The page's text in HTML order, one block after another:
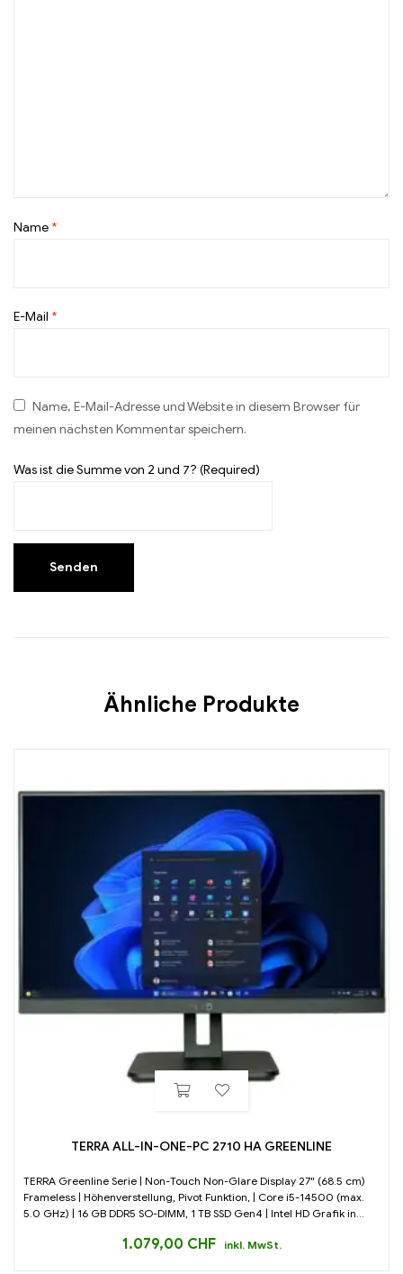
Name *
E-Mail *
Name, E-Mail-Adresse und Website in diesem Browser für
meinen nächsten Kommentar speichern.
Was ist die Summe von 2 und 7? (Required)
Ähnliche Produkte
TERRA ALL-IN-ONE-PC 2710 HA GREENLINE
TERRA Greenline Serie | Non-Touch Non-Glare Display 27" (68.5 cm)
Frameless | Höhenverstellung, Pivot Funktion, | Core i5-14500 (max.
5.0 GHz) | 16 GB DDR5 SO-DIMM, 1 TB SSD Gen4 | Intel HD Grafik in...
1.079,00 CHF inkl. MwSt.